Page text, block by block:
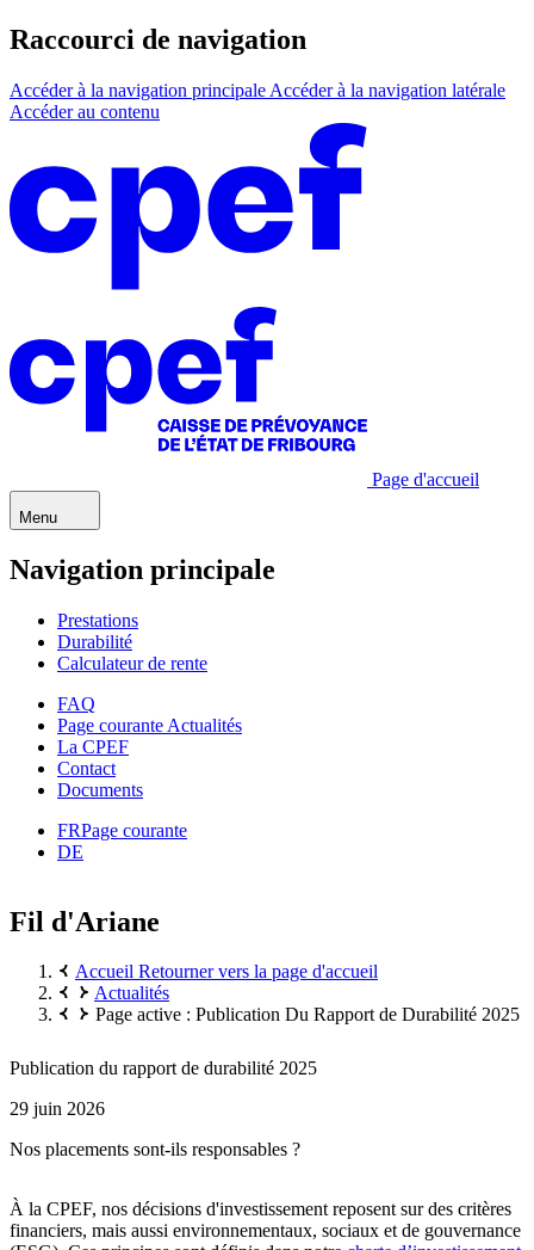
Raccourci de navigation
Accéder à la navigation principale Accéder à la navigation latérale
Accéder au contenu
Page d'accueil
Menu
Navigation principale
Prestations
Durabilité
Calculateur de rente
FAQ
Page courante Actualités
La CPEF
Contact
Documents
FRPage courante
DE
Fil d'Ariane
Accueil Retourner vers la page d'accueil
Actualités
Page active : Publication Du Rapport de Durabilité 2025
Publication du rapport de durabilité 2025
29 juin 2026
Nos placements sont-ils responsables ?
À la CPEF, nos décisions d'investissement reposent sur des critères
financiers, mais aussi environnementaux, sociaux et de gouvernance